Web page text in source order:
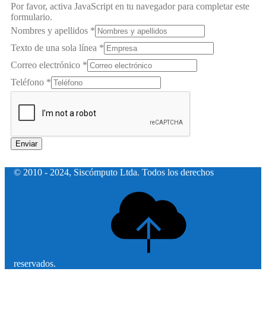
Por favor, activa JavaScript en tu navegador para completar este
formulario.
Texto
Nombres y apellidos *
Texto de una sola línea *
Correo electrónico *
Teléfono *
Enviar
© 2010 - 2024, Siscómputo Ltda. Todos los derechos
reservados.